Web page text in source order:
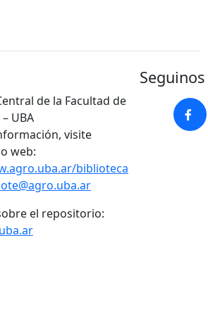
de la Facultad de
UBA
visite
web:
biblioteca
el repositorio: